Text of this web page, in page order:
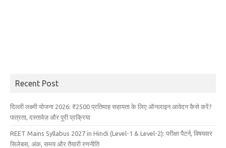
Recent Post
दिल्ली लक्ष्मी योजना 2026: ₹2500 प्रतिमाह सहायता के लिए ऑनलाइन आवेदन कैसे करें?
पात्रता, दस्तावेज़ और पूरी प्रक्रिया
REET Mains Syllabus 2027 in Hindi (Level-1 & Level-2): परीक्षा पैटर्न, विषयवार
सिलेबस, अंक, समय और तैयारी रणनीति